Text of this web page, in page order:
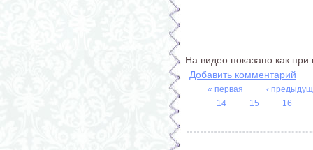
На видео показано как
Добавить комментарий
Страницы
« первая
‹
14
15 16